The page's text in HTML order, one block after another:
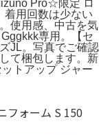
Pro☆限定 ロ
用回数は少ない
使用感、中古を気
専用。【セ
JL。写真でご確認
て梱包します。新
トアップ ジャー